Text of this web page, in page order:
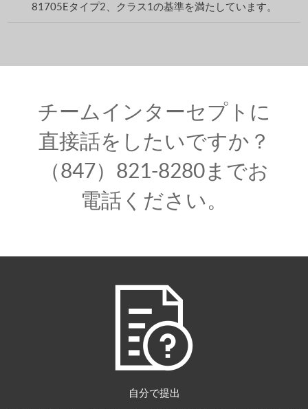
81705Eタイプ2、クラス1の基準を満たしています。
チームインターセプトに
直接話をしたいですか？
（847）821-8280までお
電話ください。
自分で提出